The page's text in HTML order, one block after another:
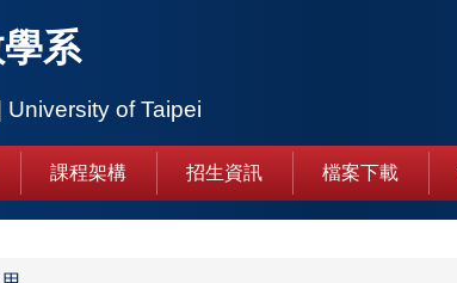
系
of Taipei
課程架構 招生資訊 檔案下載